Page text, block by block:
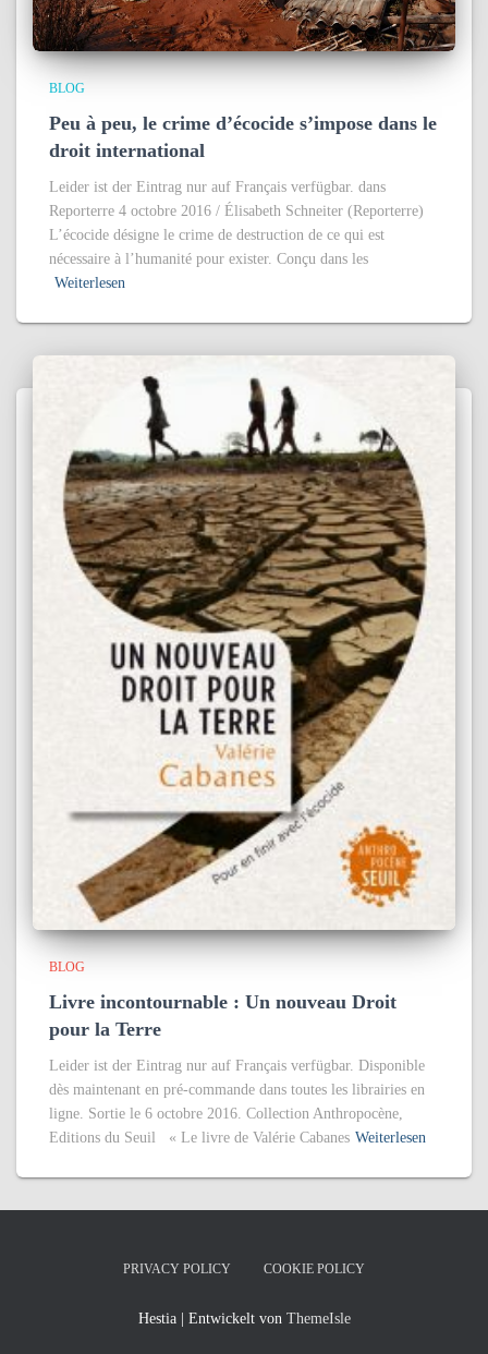
BLOG
Peu à peu, le crime d’écocide s’impose dans le
droit international
Leider ist der Eintrag nur auf Français verfügbar. dans
Reporterre 4 octobre 2016 / Élisabeth Schneiter (Reporterre)
L’écocide désigne le crime de destruction de ce qui est
nécessaire à l’humanité pour exister. Conçu dans les
Weiterlesen
BLOG
Livre incontournable : Un nouveau Droit
pour la Terre
Leider ist der Eintrag nur auf Français verfügbar. Disponible
dès maintenant en pré-commande dans toutes les librairies en
ligne. Sortie le 6 octobre 2016. Collection Anthropocène,
Editions du Seuil « Le livre de Valérie Cabanes Weiterlesen
PRIVACY POLICY COOKIE POLICY
Hestia | Entwickelt von ThemeIsle